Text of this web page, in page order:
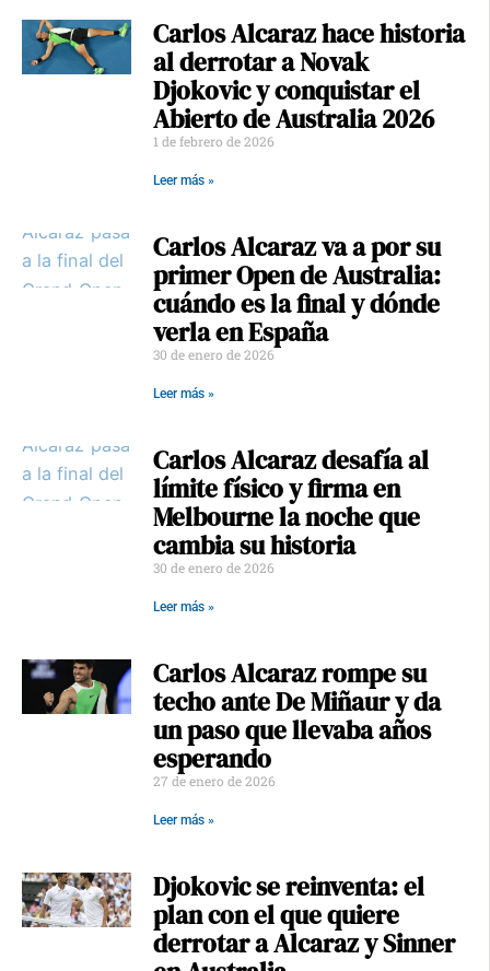
Carlos Alcaraz hace historia
al derrotar a Novak
Djokovic y conquistar el
Abierto de Australia 2026
1 de febrero de 2026
Leer más »
Carlos Alcaraz va a por su
primer Open de Australia:
cuándo es la final y dónde
verla en España
30 de enero de 2026
Leer más »
Carlos Alcaraz desafía al
límite físico y firma en
Melbourne la noche que
cambia su historia
30 de enero de 2026
Leer más »
Carlos Alcaraz rompe su
techo ante De Miñaur y da
un paso que llevaba años
esperando
27 de enero de 2026
Leer más »
Djokovic se reinventa: el
plan con el que quiere
derrotar a Alcaraz y Sinner